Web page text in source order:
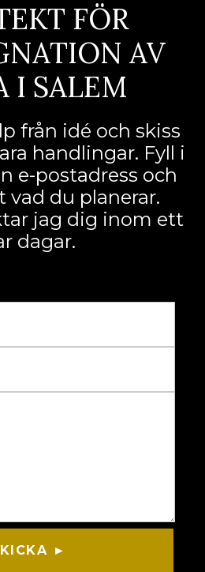
FÖR
AV
I SALEM
från idé och skiss
handlingar. Fyll i
e-postadress och
vad du planerar.
jag dig inom ett
dagar.
►